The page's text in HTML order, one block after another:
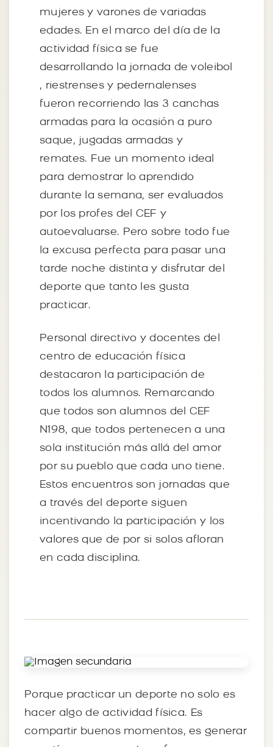
mujeres y varones de variadas
edades. En el marco del día de la
actividad física se fue
desarrollando la jornada de voleibol
, riestrenses y pedernalenses
fueron recorriendo las 3 canchas
armadas para la ocasión a puro
saque, jugadas armadas y
remates. Fue un momento ideal
para demostrar lo aprendido
durante la semana, ser evaluados
por los profes del CEF y
autoevaluarse. Pero sobre todo fue
la excusa perfecta para pasar una
tarde noche distinta y disfrutar del
deporte que tanto les gusta
practicar.
Personal directivo y docentes del
centro de educación física
destacaron la participación de
todos los alumnos. Remarcando
que todos son alumnos del CEF
N198, que todos pertenecen a una
sola institución más allá del amor
por su pueblo que cada uno tiene.
Estos encuentros son jornadas que
a través del deporte siguen
incentivando la participación y los
valores que de por si solos afloran
en cada disciplina.
Porque practicar un deporte no solo es
hacer algo de actividad física. Es
compartir buenos momentos, es generar